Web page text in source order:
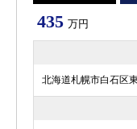
435 万円
北海道札幌市白石区